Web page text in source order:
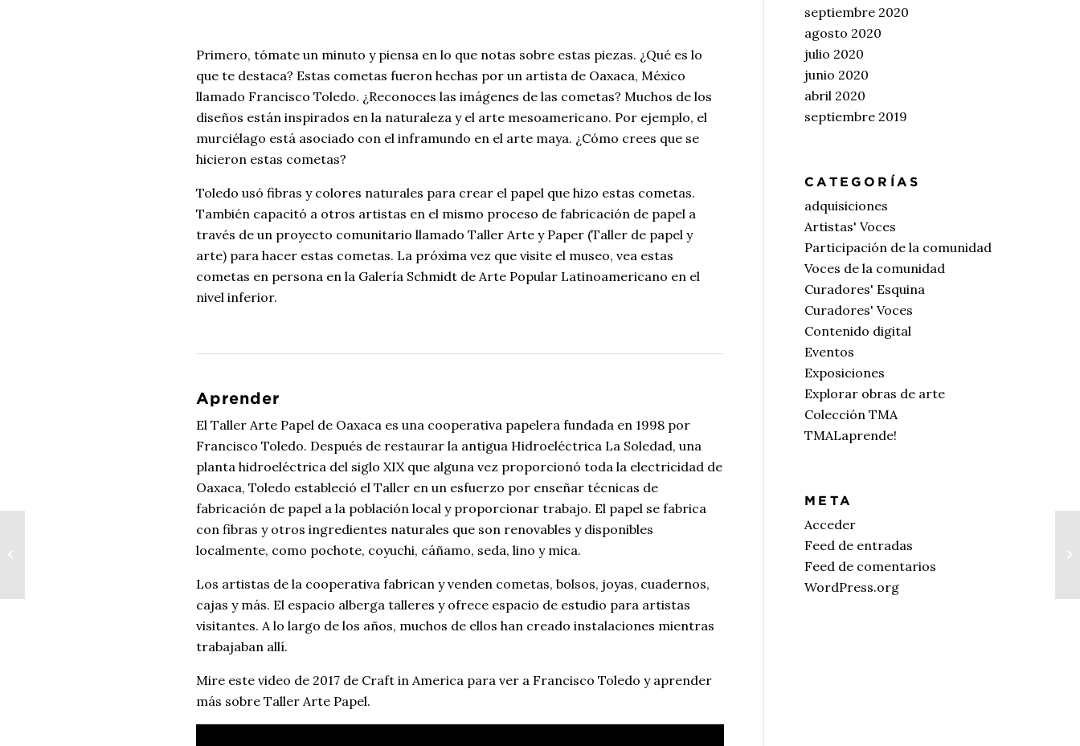
Primero, tómate un minuto y piensa en lo que notas sobre estas piezas. ¿Qué es lo
que te destaca? Estas cometas fueron hechas por un artista de Oaxaca, México
llamado Francisco Toledo. ¿Reconoces las imágenes de las cometas? Muchos de los
diseños están inspirados en la naturaleza y el arte mesoamericano. Por ejemplo, el
murciélago está asociado con el inframundo en el arte maya. ¿Cómo crees que se
hicieron estas cometas?
Toledo usó fibras y colores naturales para crear el papel que hizo estas cometas.
También capacitó a otros artistas en el mismo proceso de fabricación de papel a
través de un proyecto comunitario llamado Taller Arte y Paper (Taller de papel y
arte) para hacer estas cometas. La próxima vez que visite el museo, vea estas
cometas en persona en la Galería Schmidt de Arte Popular Latinoamericano en el
nivel inferior.
Aprender
El Taller Arte Papel de Oaxaca es una cooperativa papelera fundada en 1998 por
Francisco Toledo. Después de restaurar la antigua Hidroeléctrica La Soledad, una
planta hidroeléctrica del siglo XIX que alguna vez proporcionó toda la electricidad de
Oaxaca, Toledo estableció el Taller en un esfuerzo por enseñar técnicas de
fabricación de papel a la población local y proporcionar trabajo. El papel se fabrica
con fibras y otros ingredientes naturales que son renovables y disponibles
localmente, como pochote, coyuchi, cáñamo, seda, lino y mica.
Los artistas de la cooperativa fabrican y venden cometas, bolsos, joyas, cuadernos,
cajas y más. El espacio alberga talleres y ofrece espacio de estudio para artistas
visitantes. A lo largo de los años, muchos de ellos han creado instalaciones mientras
trabajaban allí.
Mire este video de 2017 de Craft in America para ver a Francisco Toledo y aprender
más sobre Taller Arte Papel.
septiembre 2020
agosto 2020
julio 2020
junio 2020
abril 2020
septiembre 2019
CATEGORÍAS
adquisiciones
Artistas' Voces
Participación de la comunidad
Voces de la comunidad
Curadores' Esquina
Curadores' Voces
Contenido digital
Eventos
Exposiciones
Explorar obras de arte
Colección TMA
TMALaprende!
META
Acceder
Feed de entradas
Feed de comentarios
WordPress.org